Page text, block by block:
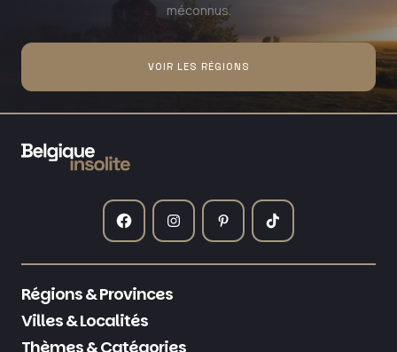
méconnus.
VOIR LES RÉGIONS
Régions & Provinces
Villes & Localités
Thèmes & Catégories